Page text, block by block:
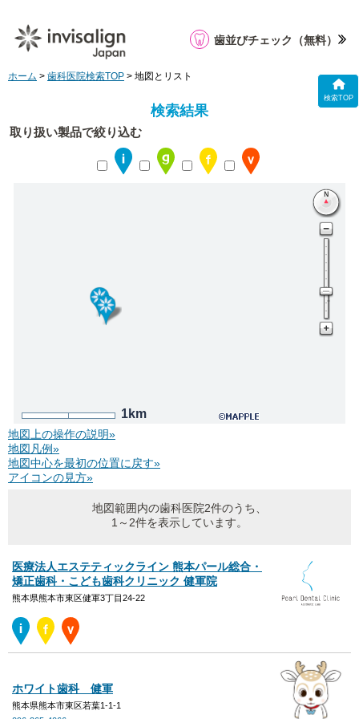
検索TOP
歯並びチェック （無料）
ホーム > 歯科医院検索TOP > 地図とリスト
検索結果
取り扱い製品で絞り込む
1km
地図上の操作の説明»
地図凡例»
地図中心を最初の位置に戻す»
アイコンの見方»
地図範囲内の歯科医院2件のうち、
1～2件を表示しています。
医療法人エステティックライン 熊本パール総合・
矯正歯科・こども歯科クリニック 健軍院
熊本県熊本市東区健軍3丁目24-22
ホワイト歯科 健軍
熊本県熊本市東区若葉1-1-1